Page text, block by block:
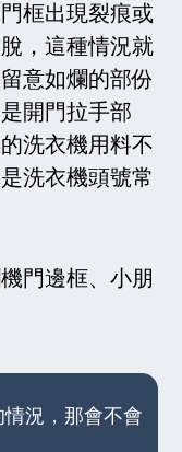
框出現裂痕或
，這種情況就
意如爛的部份
開門拉手部
洗衣機用料不
洗衣機頭號常
門邊框、小朋
況，那會不會